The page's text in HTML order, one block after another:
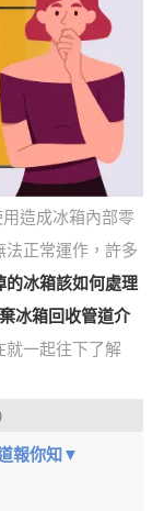
造成冰箱內部零
法正常運作，許多
的冰箱該如何處理
冰箱回收管道介
就一起往下了解
報你知▼